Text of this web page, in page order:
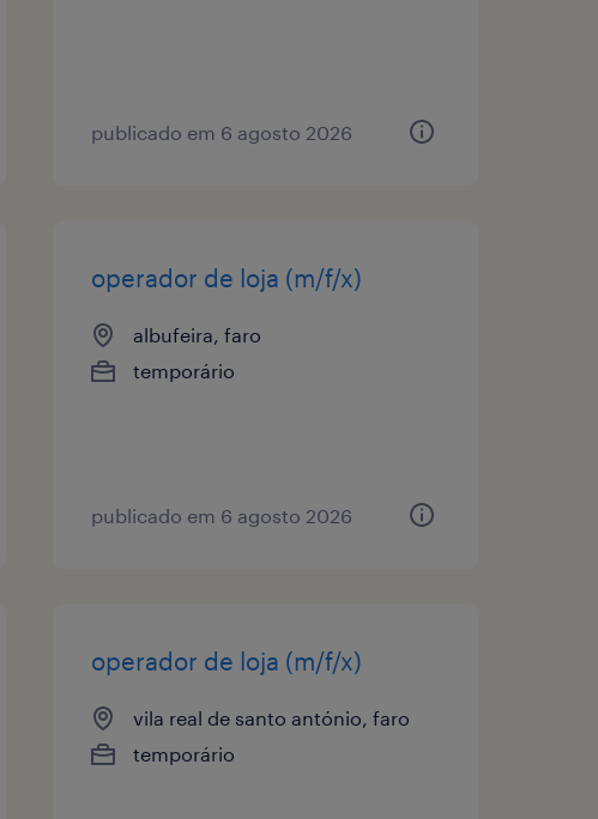
publicado em 6 agosto 2026
operador de loja (m/f/x)
albufeira, faro
temporário
publicado em 6 agosto 2026
operador de loja (m/f/x)
vila real de santo antónio, faro
temporário